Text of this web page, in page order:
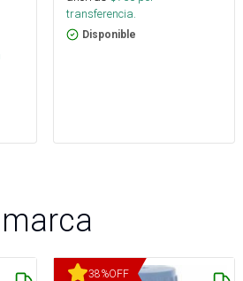
transferencia.
Disponible
38%OFF